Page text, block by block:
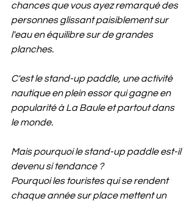
chances que vous ayez remarqué des
personnes glissant paisiblement sur
l'eau en équilibre sur de grandes
planches.
C'est le stand-up paddle, une activité
nautique en plein essor qui gagne en
popularité à La Baule et partout dans
le monde.
Mais pourquoi le stand-up paddle est-il
devenu si tendance ?
Pourquoi les touristes qui se rendent
chaque année sur place mettent un